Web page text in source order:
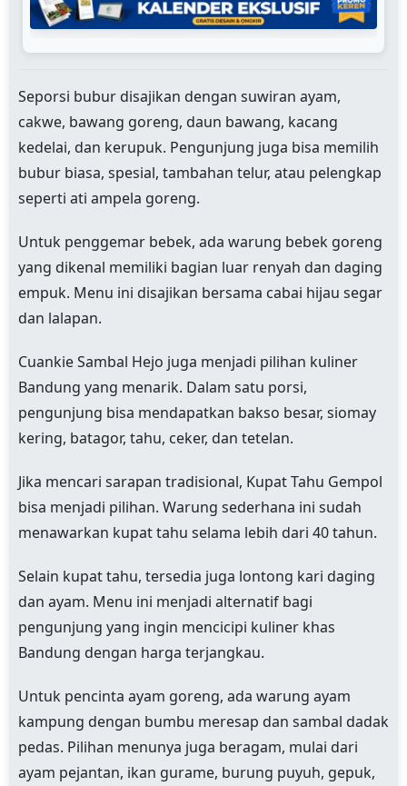
Seporsi bubur disajikan dengan suwiran ayam,
cakwe, bawang goreng, daun bawang, kacang
kedelai, dan kerupuk. Pengunjung juga bisa memilih
bubur biasa, spesial, tambahan telur, atau pelengkap
seperti ati ampela goreng.
Untuk penggemar bebek, ada warung bebek goreng
yang dikenal memiliki bagian luar renyah dan daging
empuk. Menu ini disajikan bersama cabai hijau segar
dan lalapan.
Cuankie Sambal Hejo juga menjadi pilihan kuliner
Bandung yang menarik. Dalam satu porsi,
pengunjung bisa mendapatkan bakso besar, siomay
kering, batagor, tahu, ceker, dan tetelan.
Jika mencari sarapan tradisional, Kupat Tahu Gempol
bisa menjadi pilihan. Warung sederhana ini sudah
menawarkan kupat tahu selama lebih dari 40 tahun.
Selain kupat tahu, tersedia juga lontong kari daging
dan ayam. Menu ini menjadi alternatif bagi
pengunjung yang ingin mencicipi kuliner khas
Bandung dengan harga terjangkau.
Untuk pencinta ayam goreng, ada warung ayam
kampung dengan bumbu meresap dan sambal dadak
pedas. Pilihan menunya juga beragam, mulai dari
ayam pejantan, ikan gurame, burung puyuh, gepuk,